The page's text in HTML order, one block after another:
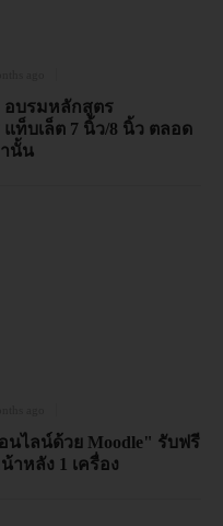
อบรมหลักสูตร
ท็บเล็ต 7 นิ้ว/8 นิ้ว ตลอด
นั้น
ไลน์ด้วย Moodle" รับฟรี
าหลัง 1 เครื่อง